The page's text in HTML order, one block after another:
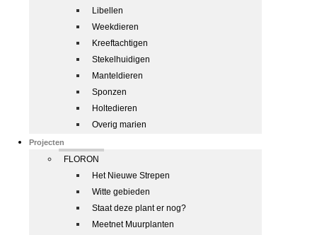
Libellen
Weekdieren
Kreeftachtigen
Stekelhuidigen
Manteldieren
Sponzen
Holtedieren
Overig marien
Projecten
FLORON
Het Nieuwe Strepen
Witte gebieden
Staat deze plant er nog?
Meetnet Muurplanten